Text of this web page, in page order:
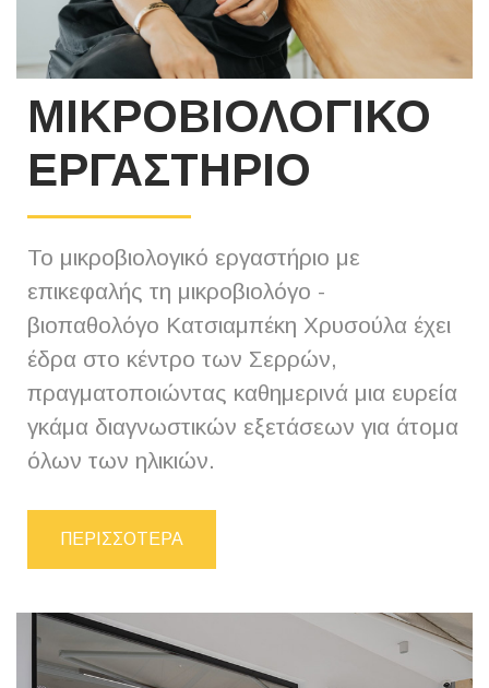
ΜΙΚΡΟΒΙΟΛΟΓΙΚΟ
ΕΡΓΑΣΤΗΡΙΟ
Το μικροβιολογικό εργαστήριο με
επικεφαλής τη μικροβιολόγο -
βιοπαθολόγο Κατσιαμπέκη Χρυσούλα έχει
έδρα στο κέντρο των Σερρών,
πραγματοποιώντας καθημερινά μια ευρεία
γκάμα διαγνωστικών εξετάσεων για άτομα
όλων των ηλικιών.
ΠΕΡΙΣΣΟΤΕΡΑ